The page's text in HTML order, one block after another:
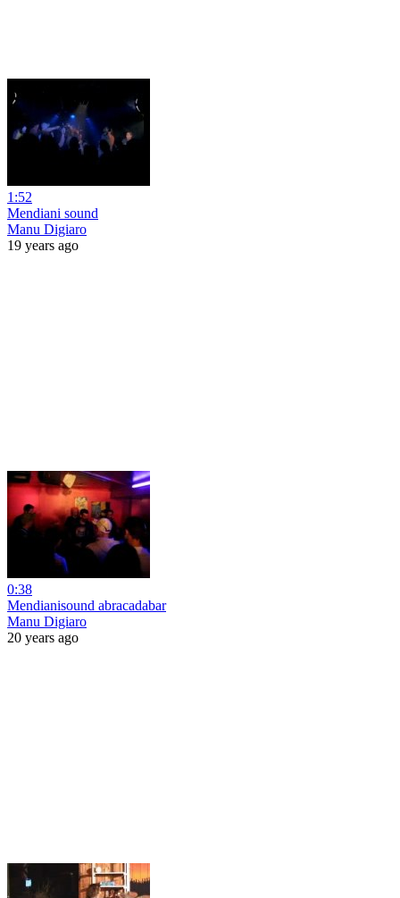
1:52
Mendiani sound
Manu Digiaro
19 years ago
0:38
Mendianisound abracadabar
Manu Digiaro
20 years ago